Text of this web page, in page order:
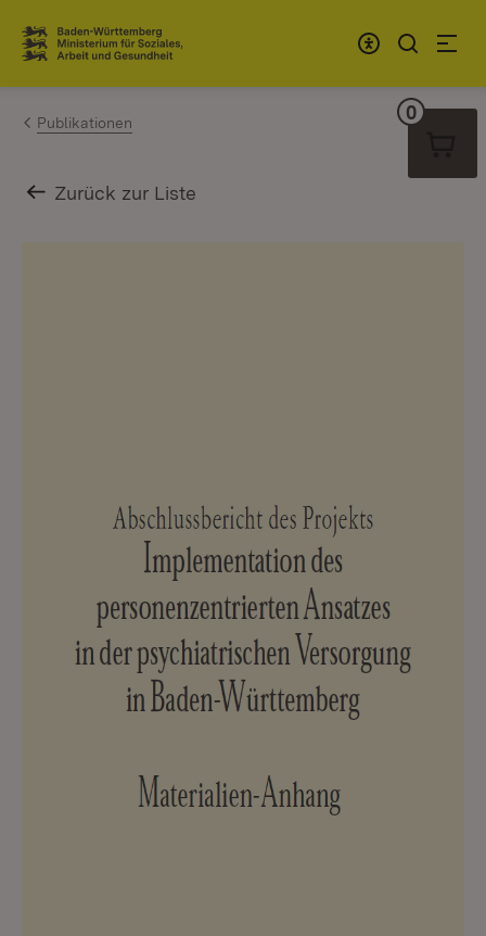
Zum Inhalt springen
Link zur Startseite
Publikationen
Zurück zur Liste
0